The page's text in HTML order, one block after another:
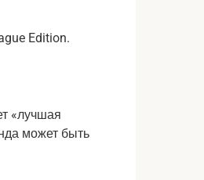
«лучшая
может быть